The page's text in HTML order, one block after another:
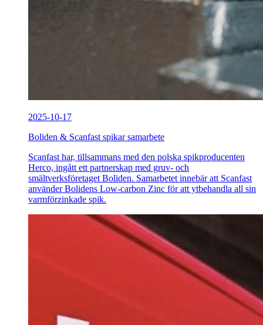
2025-10-17
Boliden & Scanfast spikar samarbete
Scanfast har, tillsammans med den polska spikproducenten
Herco, ingått ett partnerskap med gruv- och
smältverksföretaget Boliden. Samarbetet innebär att Scanfast
använder Bolidens Low-carbon Zinc för att ytbehandla all sin
varmförzinkade spik.